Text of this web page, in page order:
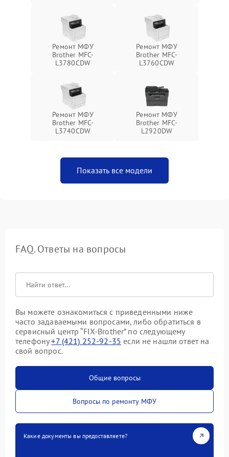
Ремонт МФУ
Brother MFC-
L3780CDW
Ремонт МФУ
Brother MFC-
L3760CDW
Ремонт МФУ
Brother MFC-
L3740CDW
Ремонт МФУ
Brother MFC-
L2920DW
Показать все модели
FAQ. Ответы на вопросы
Вы можете ознакомиться с приведенными ниже
часто задаваемыми вопросами, либо обратиться в
сервисный центр “FIX-Brother” по следующему
телефону+7 (421) 252-92-35 если не нашли ответ на
свой вопрос.
Общие вопросы
Вопросы по ремонту МФУ
Какие документы вы предоставляете?